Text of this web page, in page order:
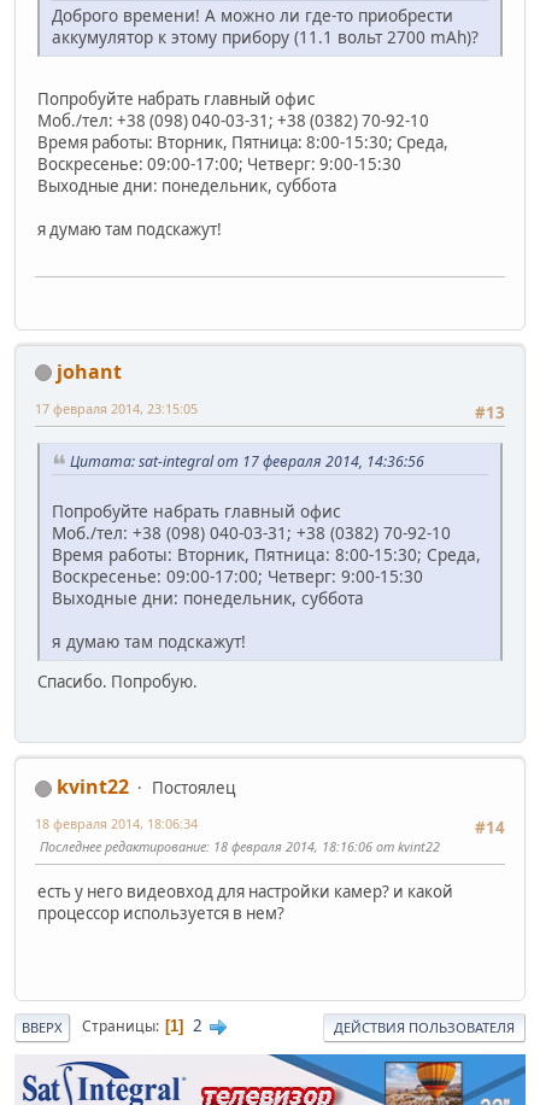
Доброго времени! А можно ли где-то приобрести
аккумулятор к этому прибору (11.1 вольт 2700 mAh)?
Попробуйте набрать главный офис
Моб./тел: +38 (098) 040-03-31; +38 (0382) 70-92-10
Время работы: Вторник, Пятница: 8:00-15:30; Среда,
Воскресенье: 09:00-17:00; Четверг: 9:00-15:30
Выходные дни: понедельник, суббота
я думаю там подскажут!
johant
#13
17 февраля 2014, 23:15:05
Цитата: sat-integral от 17 февраля 2014, 14:36:56
Попробуйте набрать главный офис
Моб./тел: +38 (098) 040-03-31; +38 (0382) 70-92-10
Время работы: Вторник, Пятница: 8:00-15:30; Среда,
Воскресенье: 09:00-17:00; Четверг: 9:00-15:30
Выходные дни: понедельник, суббота
я думаю там подскажут!
Спасибо. Попробую.
kvint22
Постоялец
#14
18 февраля 2014, 18:06:34
Последнее редактирование: 18 февраля 2014, 18:16:06 от kvint22
есть у него видеовход для настройки камер? и какой
процессор используется в нем?
ВВЕРХ Страницы 1 2 ДЕЙСТВИЯ ПОЛЬЗОВАТЕЛЯ